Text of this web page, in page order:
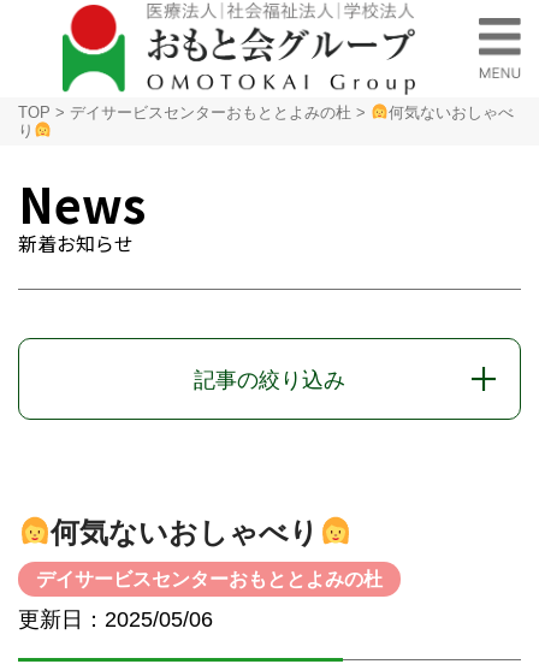
TOP > デイサービスセンターおもととよみの杜 >
何気ないおしゃべ
り
News
新着お知らせ
記事の絞り込み
何気ないおしゃべり
デイサービスセンターおもととよみの杜
更新日：2025/05/06